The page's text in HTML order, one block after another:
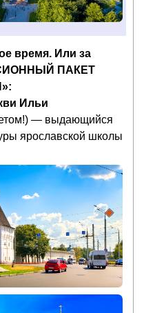
время. Или за
ПАКЕТ
Ильи
— выдающийся
ярославской школы